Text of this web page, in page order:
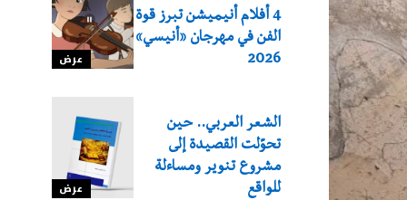
عرض
4 أفلام أنيميشن تبرز قوة
الفن في مهرجان «أنيسي»
2026
عرض
الشعر العربي.. حين
تحوّلت القصيدة إلى
مشروع تنوير ومساءلة
للواقع